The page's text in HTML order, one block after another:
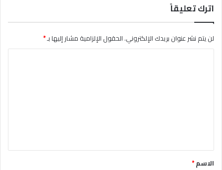
اترك تعليقاً
لن يتم نشر عنوان بريدك الإلكتروني.الحقول الإلزامية مشار إليها بـ*
*الاسم*